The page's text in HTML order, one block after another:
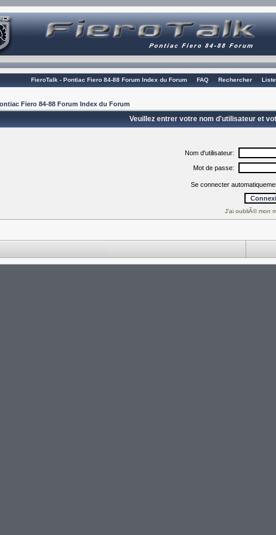
FieroTalk - Pontiac Fiero 84-88 Forum Index du Forum FAQ Rechercher
Fiero 84-88 Forum Index du Forum
Veuillez entrer votre nom d'utilisateur et
Nom d'utilisateur:
Mot de passe:
Se connecter
J'ai oubliÃ© mon